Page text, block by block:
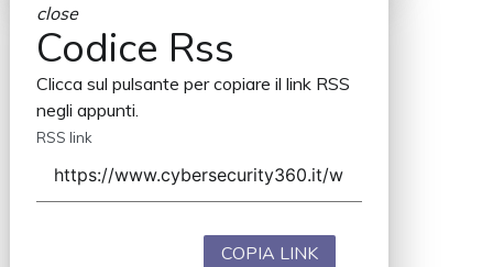
close
Codice Rss
Clicca sul pulsante per copiare il link RSS
negli appunti.
RSS link
COPIA LINK